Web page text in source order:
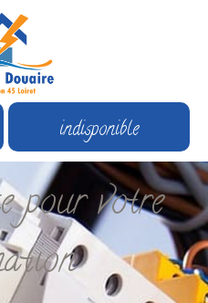
indisponible
pour votre